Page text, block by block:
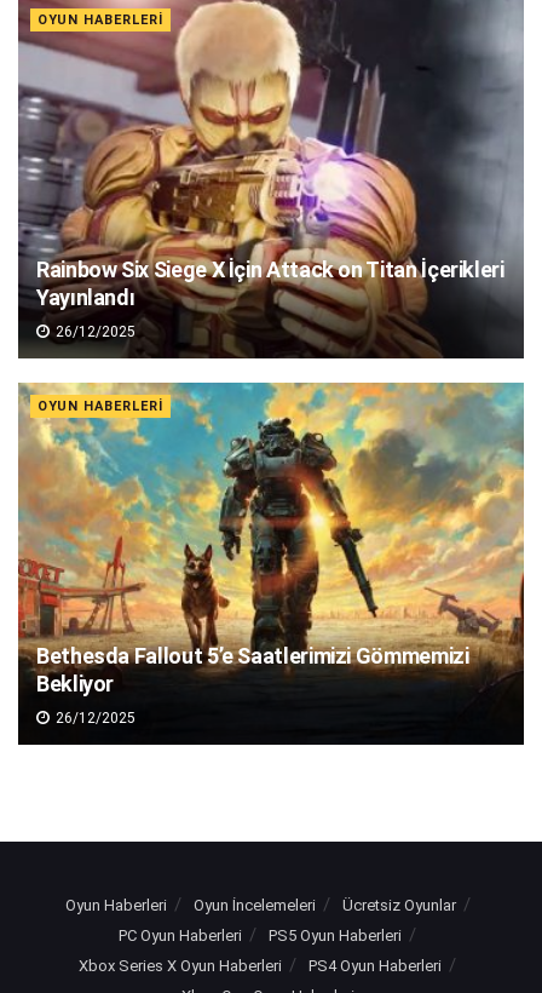
OYUN HABERLERI
Rainbow Six Siege X İçin Attack on Titan İçerikleri
Yayınlandı
26/12/2025
OYUN HABERLERI
Bethesda Fallout 5’e Saatlerimizi Gömmemizi
Bekliyor
26/12/2025
Oyun Haberleri Oyun İncelemeleri
Ücretsiz Oyunlar
PC Oyun Haberleri
PS5 Oyun Haberleri
Xbox Series X Oyun Haberleri
PS4 Oyun Haberleri